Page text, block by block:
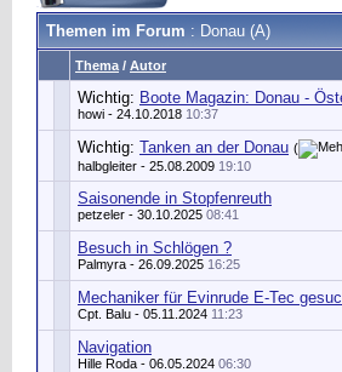
Themen im Forum : Donau (A)
Thema / Autor
Wichtig: Boote Magazin: Donau -
howi - 24.10.2018 10:37
Wichtig: Tanken an der Donau (
halbgleiter - 25.08.2009 19:10
Saisonende in Stopfenreuth
petzeler - 30.10.2025 08:41
Besuch in Schlögen ?
Palmyra - 26.09.2025 16:25
Mechaniker für Evinrude E-Tec
Cpt. Balu - 05.11.2024 11:23
Navigation
Hille Roda - 06.05.2024 06:30